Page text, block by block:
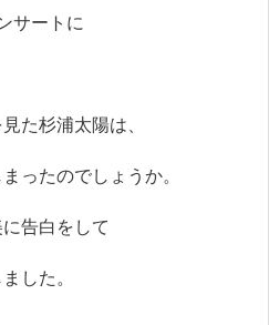
サートに
た杉浦太陽は、
ったのでしょうか。
告白をして
した。